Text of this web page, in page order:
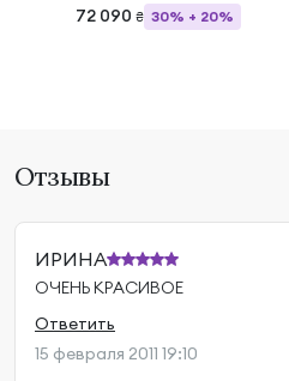
72 090 ₴ 30% + 20%
Отзывы
ИРИНА
ОЧЕНЬ КРАСИВОЕ
Ответить
15 февраля 2011 19:10